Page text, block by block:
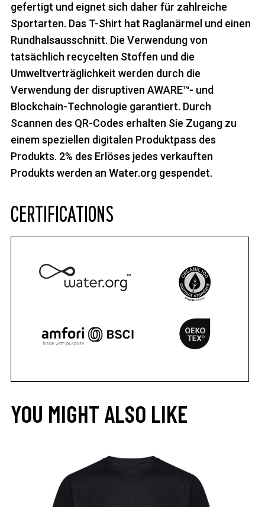
gefertigt und eignet sich daher für zahlreiche
Sportarten. Das T-Shirt hat Raglanärmel und einen
Rundhalsausschnitt. Die Verwendung von
tatsächlich recycelten Stoffen und die
Umweltverträglichkeit werden durch die
Verwendung der disruptiven AWARE™- und
Blockchain-Technologie garantiert. Durch
Scannen des QR-Codes erhalten Sie Zugang zu
einem speziellen digitalen Produktpass des
Produkts. 2% des Erlöses jedes verkauften
Produkts werden an Water.org gespendet.
CERTIFICATIONS
YOU MIGHT ALSO LIKE